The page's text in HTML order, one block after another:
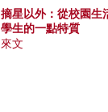
摘星以外：從校園生
學生的一點特質
來文